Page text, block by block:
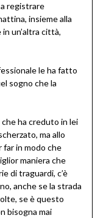
registrare
insieme alla
un’altra città,
le ha fatto
sogno che la
ha creduto in lei
ma allo
in modo che
maniera che
di traguardi, c’è
anche se la strada
se è questo
bisogna mai